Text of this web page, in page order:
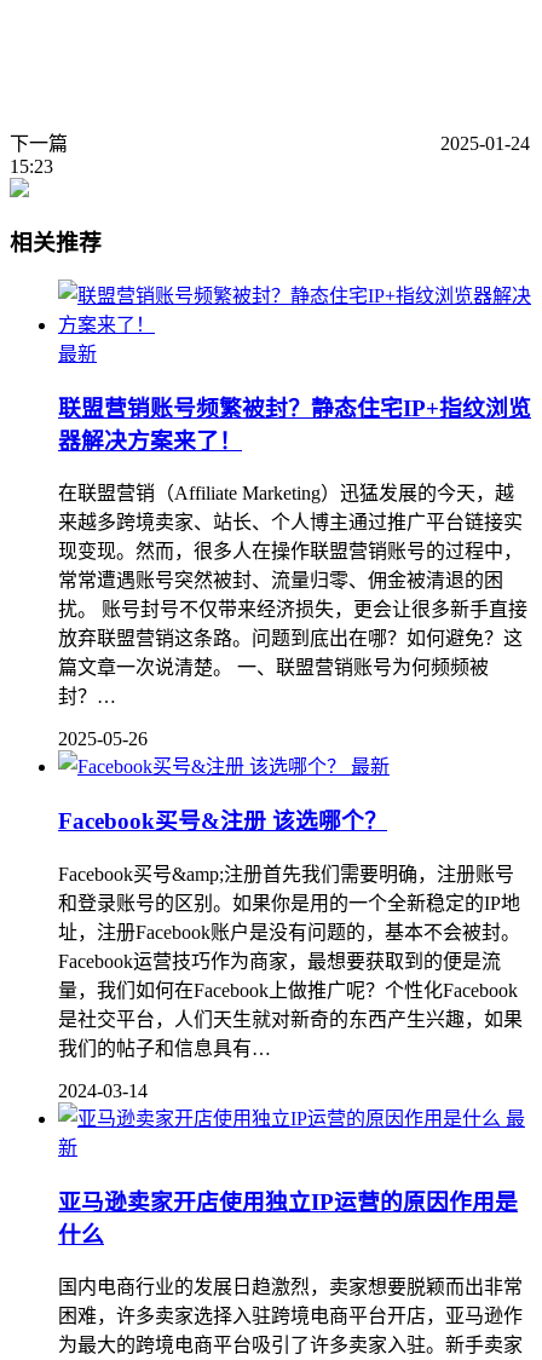
下一篇
2025-01-24
15:23
相关推荐
最新
联盟营销账号频繁被封？静态住宅IP+指纹浏览
器解决方案来了！
在联盟营销（Affiliate Marketing）迅猛发展的今天，越
来越多跨境卖家、站长、个人博主通过推广平台链接实
现变现。然而，很多人在操作联盟营销账号的过程中，
常常遭遇账号突然被封、流量归零、佣金被清退的困
扰。 账号封号不仅带来经济损失，更会让很多新手直接
放弃联盟营销这条路。问题到底出在哪？如何避免？这
篇文章一次说清楚。 一、联盟营销账号为何频频被
封？…
2025-05-26
最新
Facebook买号&注册 该选哪个？
Facebook买号&amp;注册首先我们需要明确，注册账号
和登录账号的区别。如果你是用的一个全新稳定的IP地
址，注册Facebook账户是没有问题的，基本不会被封。
Facebook运营技巧作为商家，最想要获取到的便是流
量，我们如何在Facebook上做推广呢？个性化Facebook
是社交平台，人们天生就对新奇的东西产生兴趣，如果
我们的帖子和信息具有…
2024-03-14
最
新
亚马逊卖家开店使用独立IP运营的原因作用是
什么
国内电商行业的发展日趋激烈，卖家想要脱颖而出非常
困难，许多卖家选择入驻跨境电商平台开店，亚马逊作
为最大的跨境电商平台吸引了许多卖家入驻。新手卖家